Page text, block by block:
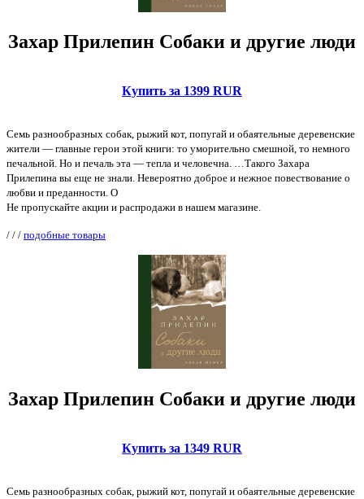
Захар Прилепин Собаки и другие люди
Купить за 1399 RUR
Семь разнообразных собак, рыжий кот, попугай и обаятельные деревенские
жители — главные герои этой книги: то уморительно смешной, то немного
печальной. Но и печаль эта — тепла и человечна. …Такого Захара
Прилепина вы еще не знали. Невероятно доброе и нежное повествование о
любви и преданности. О
Не пропускайте акции и распродажи в нашем магазине.
/ / / подобные товары
Захар Прилепин Собаки и другие люди
Купить за 1349 RUR
Семь разнообразных собак, рыжий кот, попугай и обаятельные деревенские